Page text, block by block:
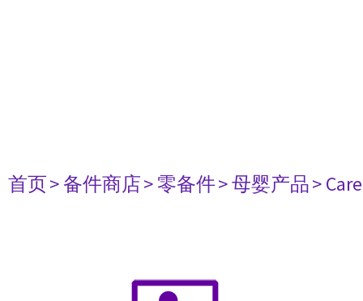
首页> 备件商店> 零备件> 母婴产品>